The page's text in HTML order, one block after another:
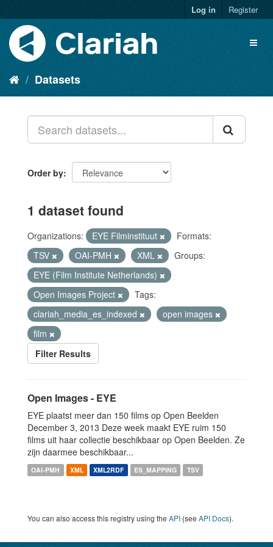
Log in Register
Datasets
Order by
1 dataset found
Organizations: EYE Filminstituut
Formats:
TSV
OAI-PMH XML
Groups:
EYE (Film Institute Netherlands)
Open Images Project
Tags:
clariah_media_es_indexed
open images
film
Filter Results
Open Images - EYE
EYE plaatst meer dan 150 films op Open Beelden
December 3, 2013 Deze week maakt EYE ruim 150
films uit haar collectie beschikbaar op Open Beelden. Ze
zijn daarmee beschikbaar...
OAI-PMH XML XML2RDF ES_MAPPING TSV
You can also access this registry using the API (see API Docs).